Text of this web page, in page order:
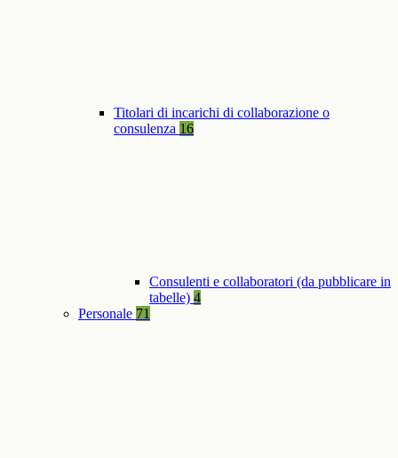
Titolari di incarichi di collaborazione o
consulenza 16
Consulenti e collaboratori (da pubblicare in
tabelle) 4
Personale 71